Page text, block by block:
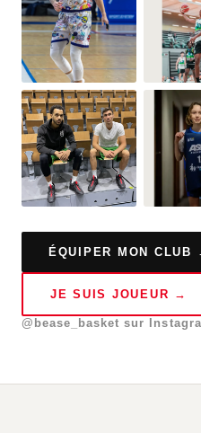
ÉQUIPER MON CLUB
JE SUIS JOUEUR →
@bease_basket sur